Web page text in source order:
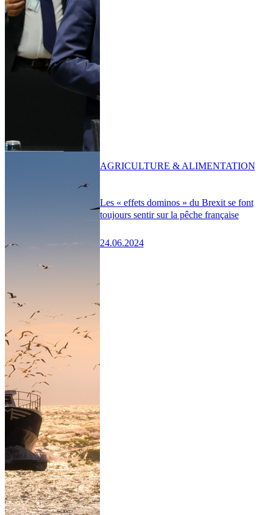
Les « effets dominos » du Brexit se font
toujours sentir sur la pêche française
24.06.2024
AGRICULTURE & ALIMENTATION